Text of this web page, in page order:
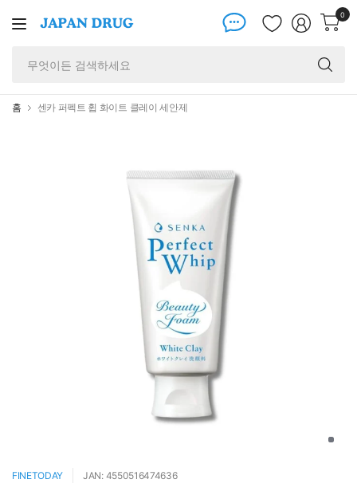
0
홈 센카 퍼펙트 휩 화이트 클레이 세안제
FINETODAY JAN: 4550516474636